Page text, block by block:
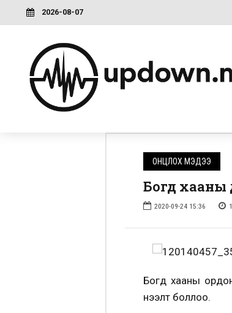
2026-08-07
ОНЦЛОХ МЭДЭЭ
Богд хааны
2020-09-24 15:36 1
Богд хааны
нээлт боллоо.